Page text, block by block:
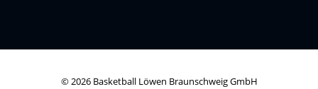
© 2026 Basketball Löwen Braunschweig GmbH